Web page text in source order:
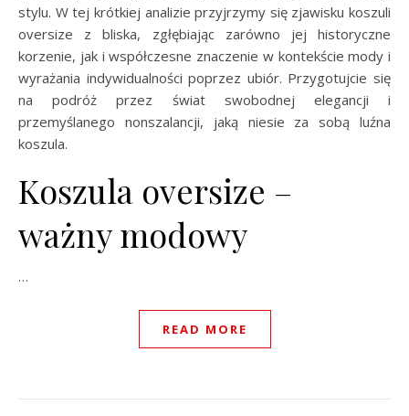
stylu. W tej krótkiej analizie przyjrzymy się zjawisku koszuli
oversize z bliska, zgłębiając zarówno jej historyczne
korzenie, jak i współczesne znaczenie w kontekście mody i
wyrażania indywidualności poprzez ubiór. Przygotujcie się
na podróż przez świat swobodnej elegancji i
przemyślanego nonszalancji, jaką niesie za sobą luźna
koszula.
Koszula oversize –
ważny modowy
…
READ MORE